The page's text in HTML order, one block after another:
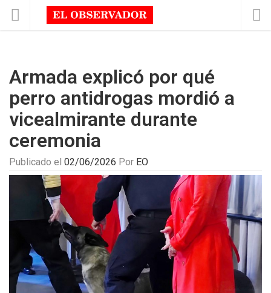
Armada explicó por qué
perro antidrogas mordió a
vicealmirante durante
ceremonia
Publicado el 02/06/2026 Por EO